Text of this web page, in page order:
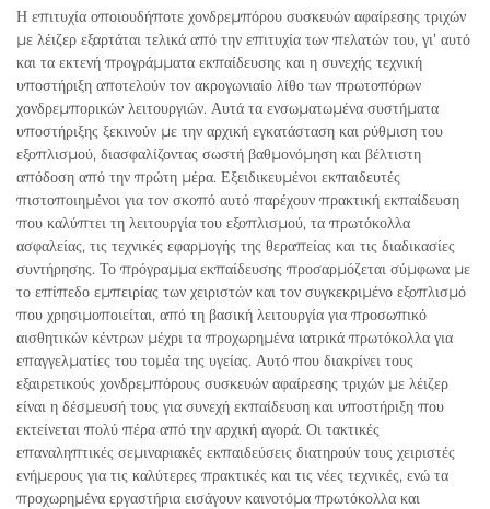
Η επιτυχία οποιουδήποτε χονδρεμπόρου συσκευών αφαίρεσης τριχών
με λέιζερ εξαρτάται τελικά από την επιτυχία των πελατών του, γι’ αυτό
και τα εκτενή προγράμματα εκπαίδευσης και η συνεχής τεχνική
υποστήριξη αποτελούν τον ακρογωνιαίο λίθο των πρωτοπόρων
χονδρεμπορικών λειτουργιών. Αυτά τα ενσωματωμένα συστήματα
υποστήριξης ξεκινούν με την αρχική εγκατάσταση και ρύθμιση του
εξοπλισμού, διασφαλίζοντας σωστή βαθμονόμηση και βέλτιστη
απόδοση από την πρώτη μέρα. Εξειδικευμένοι εκπαιδευτές
πιστοποιημένοι για τον σκοπό αυτό παρέχουν πρακτική εκπαίδευση
που καλύπτει τη λειτουργία του εξοπλισμού, τα πρωτόκολλα
ασφαλείας, τις τεχνικές εφαρμογής της θεραπείας και τις διαδικασίες
συντήρησης. Το πρόγραμμα εκπαίδευσης προσαρμόζεται σύμφωνα με
το επίπεδο εμπειρίας των χειριστών και τον συγκεκριμένο εξοπλισμό
που χρησιμοποιείται, από τη βασική λειτουργία για προσωπικό
αισθητικών κέντρων μέχρι τα προχωρημένα ιατρικά πρωτόκολλα για
επαγγελματίες του τομέα της υγείας. Αυτό που διακρίνει τους
εξαιρετικούς χονδρεμπόρους συσκευών αφαίρεσης τριχών με λέιζερ
είναι η δέσμευσή τους για συνεχή εκπαίδευση και υποστήριξη που
εκτείνεται πολύ πέρα από την αρχική αγορά. Οι τακτικές
επαναληπτικές σεμιναριακές εκπαιδεύσεις διατηρούν τους χειριστές
ενήμερους για τις καλύτερες πρακτικές και τις νέες τεχνικές, ενώ τα
προχωρημένα εργαστήρια εισάγουν καινοτόμα πρωτόκολλα και